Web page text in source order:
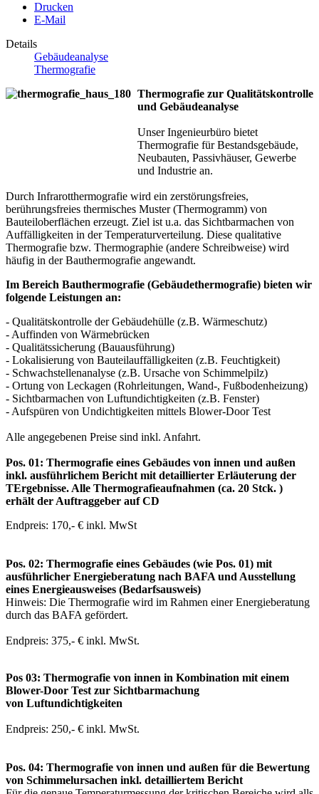
Drucken
E-Mail
Details
Gebäudeanalyse
Thermografie
Thermografie zur Qualitätskontrolle
und Gebäudeanalyse
Unser Ingenieurbüro bietet
Thermografie für Bestandsgebäude,
Neubauten, Passivhäuser, Gewerbe
und Industrie an.
Durch Infrarotthermografie wird ein zerstörungsfreies,
berührungsfreies thermisches Muster (Thermogramm) von
Bauteiloberflächen erzeugt. Ziel ist u.a. das Sichtbarmachen von
Auffälligkeiten in der Temperaturverteilung. Diese qualitative
Thermografie bzw. Thermographie (andere Schreibweise) wird
häufig in der Bauthermografie angewandt.
Im Bereich Bauthermografie (Gebäudethermografie) bieten wir
folgende Leistungen an:
- Qualitätskontrolle der Gebäudehülle (z.B. Wärmeschutz)
- Auffinden von Wärmebrücken
- Qualitätssicherung (Bauausführung)
- Lokalisierung von Bauteilauffälligkeiten (z.B. Feuchtigkeit)
- Schwachstellenanalyse (z.B. Ursache von Schimmelpilz)
- Ortung von Leckagen (Rohrleitungen, Wand-, Fußbodenheizung)
- Sichtbarmachen von Luftundichtigkeiten (z.B. Fenster)
- Aufspüren von Undichtigkeiten mittels Blower-Door Test
Alle angegebenen Preise sind inkl. Anfahrt.
Pos. 01: Thermografie eines Gebäudes von innen und außen
inkl. ausführlichem Bericht mit detaillierter Erläuterung der
TErgebnisse. Alle Thermografieaufnahmen (ca. 20 Stck. )
erhält der Auftraggeber auf CD
Endpreis: 170,- € inkl. MwSt
Pos. 02: Thermografie eines Gebäudes (wie Pos. 01) mit
ausführlicher Energieberatung nach BAFA und Ausstellung
eines Energieausweises (Bedarfsausweis)
Hinweis: Die Thermografie wird im Rahmen einer Energieberatung
durch das BAFA gefördert.
Endpreis: 375,- € inkl. MwSt.
Pos 03: Thermografie von innen in Kombination mit einem
Blower-Door Test zur Sichtbarmachung
von Luftundichtigkeiten
Endpreis: 250,- € inkl. MwSt.
Pos. 04: Thermografie von innen und außen für die Bewertung
von Schimmelursachen inkl. detailliertem Bericht